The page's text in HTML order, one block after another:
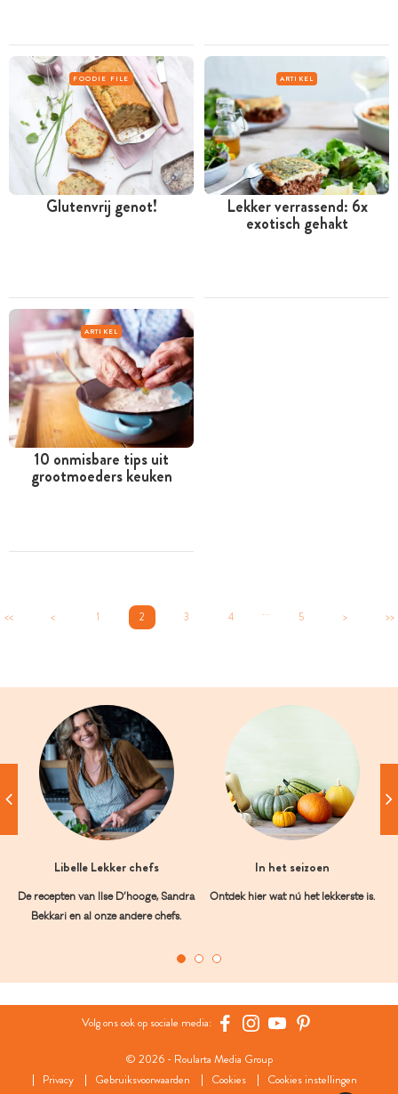
FOODIE FILE
Glutenvrij genot!
ARTIKEL
Lekker verrassend: 6x
exotisch gehakt
ARTIKEL
10 onmisbare tips uit
grootmoeders keuken
<< < 1 2 3 4 ... 5 > >>
Libelle Lekker chefs
De recepten van Ilse D’hooge, Sandra
Bekkari en al onze andere chefs.
In het seizoen
Ontdek hier wat nú het lekkerste is.
Volg ons ook op sociale media:
© 2026 - Roularta Media Group
Privacy
Gebruiksvoorwaarden Cookies Cookies instellingen